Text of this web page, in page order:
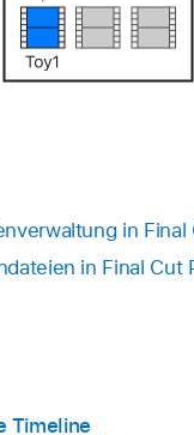
in
in Final Cut
Timeline